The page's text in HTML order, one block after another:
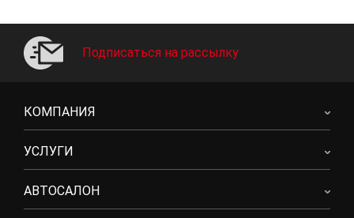
Подписаться на рассылку
КОМПАНИЯ
УСЛУГИ
АВТОСАЛОН